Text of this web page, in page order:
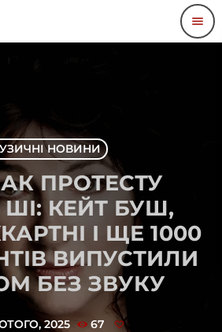
menu
НОВИНИ
ПРОТЕСТУ
КЕЙТ БУШ,
І ЩЕ 1000
ВИПУСТИЛИ
БЕЗ ЗВУКУ
2025 67